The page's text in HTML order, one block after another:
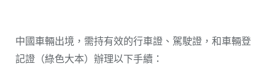
中國車輛出境，需持有效的行車證、駕駛證，和車輛登
記證（綠色大本）辦理以下手續：